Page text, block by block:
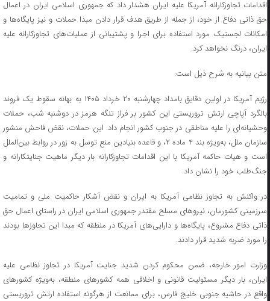
اقدامات تجاوزکارانه آمریکا علیه ایران هشدار داد که جمهوری اسلامی ایران در اعمال
حق ذاتی دفاع از خود، از جمله از طریق هدف قرار دادن مبدا حملات و نیز پایگاه‌ها و
امکانات لجستیک مورد استفاده برای اجرا و پشتیبانی از عملیات‌های تجاوزکارانه علیه
ایران، درنگ نخواهد کرد.
متن بیانیه به شرح ذیل است:
رژیم آمریکا در اولین دقایق بامداد چهارشنبه ۲۰ خرداد ۱۴۰۵ به بهانه سقوط یک فروند
بالگرد آپاچی ارتش تروریستی این کشور بر فراز تنگه هرمز در دوشنبه شب، حملات
وحشیانه‌ای را علیه مناطقی در جنوب کشور انجام داد. این حملات، نقض فاحش منشور
سازمان ملل، به‌ویژه بند ۴ ماده ۲، و قاعده بنیادین منع توسل به زور در روابط بین‌الملل
است و هیات حاکمه آمریکا با این اقدامات تجاوزکارانه بار دیگر ماهیت جنایتکارانه و
جنگ‌طلب خود را نشان داد.
در واکنش به تجاوز نظامی آمریکا به ایران و نقض آشکار حاکمیت ملی و تمامیت
سرزمینی کشورمان، نیروهای مسلح مقتدر جمهوری اسلامی ایران در راستای اعمال حق
ذاتی دفاع مشروع، پایگاه‌ها و دارایی‌های آمریکا در منطقه که مبدا این تجاوزها بودند
را مورد ضربه شدید قرار دادند.
وزارت امور خارجه، ضمن محکوم کردن شدید جنایت آمریکا در تجاوز نظامی علیه
ایران، بار دیگر مسئولیت قانونی و اخلاقی همه کشورهای منطقه، به‌ویژه کشورهای
واقع در حاشیه جنوبی خلیج فارس، برای ممانعت از هرگونه استفاده ارتش تروریستی